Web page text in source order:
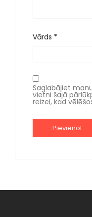
Vārds *
Saglabājiet
vietni šajā
reizei, kad